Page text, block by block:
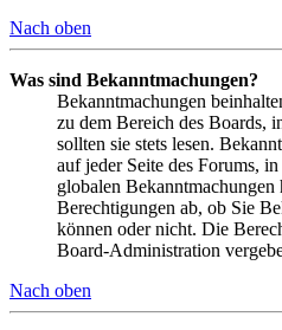
Nach oben
Was sind Bekanntmachungen?
Bekanntmachungen
zu dem Bereich des Boards,
sollten sie stets lesen.
auf jeder Seite des Forums,
globalen Bekanntmachungen
Berechtigungen ab, ob Sie
können oder nicht. Die
Board-Administration
Nach oben